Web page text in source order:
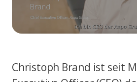
Christoph Brand ist seit